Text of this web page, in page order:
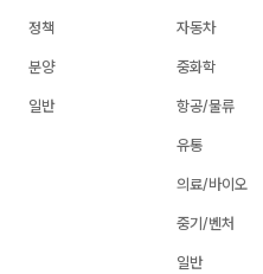
정책
분양
일반
자동차
중화학
항공/물류
유통
의료/바이오
중기/벤처
일반